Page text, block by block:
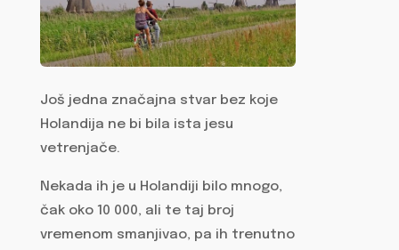
Još jedna značajna stvar bez koje
Holandija ne bi bila ista jesu
vetrenjače.
Nekada ih je u Holandiji bilo mnogo,
čak oko 10 000, ali te taj broj
vremenom smanjivao, pa ih trenutno